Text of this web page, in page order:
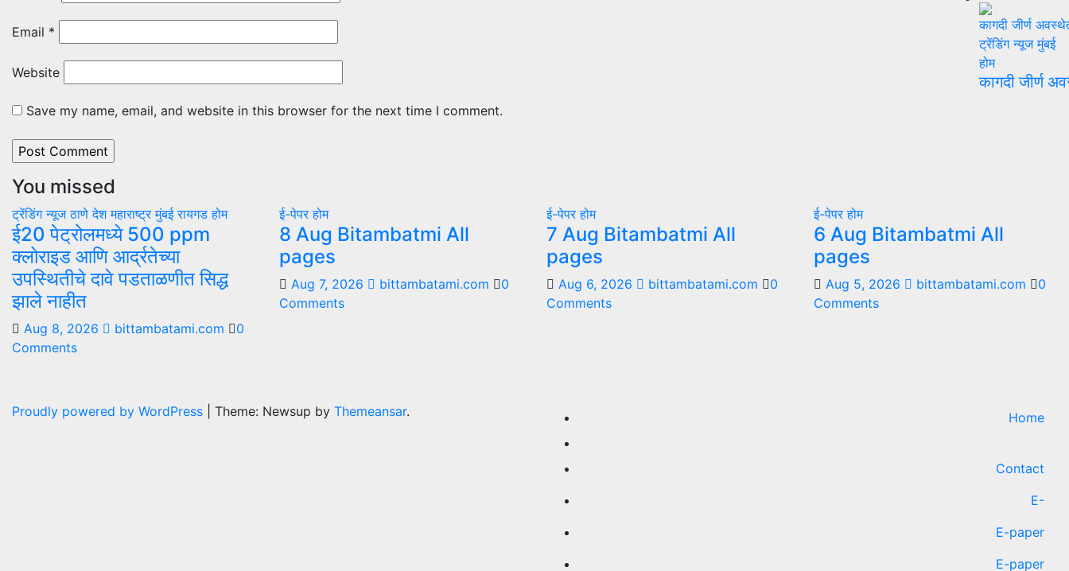
Email *
Website
Save my name, email, and website in this browser for the next time I comment.
ट्रेंडिंग न्यूजमुंबई
होम
कागदी जीर्ण
You missed
ट्रेंडिंग न्यूजठाणेदेशमहाराष्ट्रमुंबईरायगडहोम
ई20 पेट्रोलमध्ये 500 ppm
क्लोराइड आणि आर्द्रतेच्या
उपस्थितीचे दावे पडताळणीत सिद्ध
झाले नाहीत
Aug 8, 2026 bittambatami.com
0
Comments
ई-पेपरहोम
8 Aug Bitambatmi All
pages
Aug 7, 2026 bittambatami.com
0
Comments
ई-पेपरहोम
7 Aug Bitambatmi All
pages
Aug 6, 2026 bittambatami.com
0
Comments
ई-पेपरहोम
6 Aug Bitambatmi All
pages
Aug 5, 2026 bittambatami.com
0
Comments
Proudly powered by WordPress Theme: Newsup by Themeansar. Home
Contact
E-
E-paper
E-paper